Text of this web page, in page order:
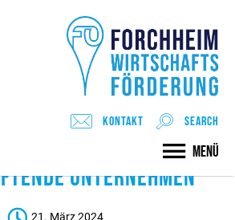
Kontakt search
Menü
BAMBERG-
NACHHALTIG
UNTERNEHMEN
21. März 2024